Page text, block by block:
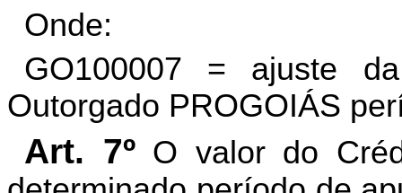
Onde:
GO100007 = ajuste
Outorgado PROGOIÁS
Art. 7ºO valor do